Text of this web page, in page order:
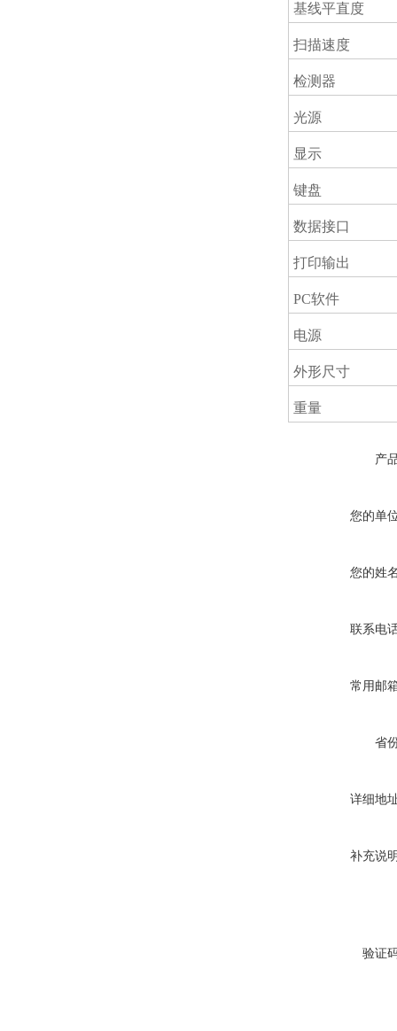
基线平直度
扫描速度
检测器
光源
显示
键盘
数据接口
打印输出
PC软件
电源
外形尺寸
重量
产
您的单
您的姓
联系电
常用邮
省
详细地
补充说
验证